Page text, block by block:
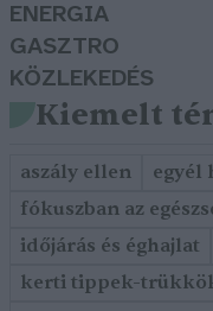
ENERGIA
GASZTRO
KÖZLEKEDÉS
Kiemelt
aszály ellen egyél
fókuszban az
időjárás és éghajlat
kerti tippek-